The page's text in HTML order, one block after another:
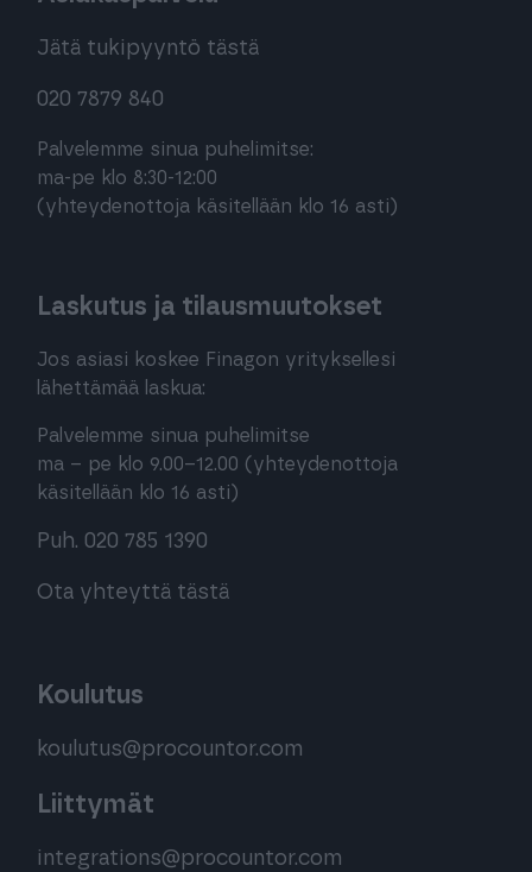
Jätä tukipyyntö tästä
020 7879 840
Palvelemme sinua puhelimitse:
ma-pe klo 8:30-12:00
(yhteydenottoja käsitellään klo 16 asti)
Laskutus ja tilausmuutokset
Jos asiasi koskee Finagon yrityksellesi
lähettämää laskua:
Palvelemme sinua puhelimitse
ma – pe klo 9.00–12.00 (yhteydenottoja
käsitellään klo 16 asti)
Puh. 020 785 1390
Ota yhteyttä tästä
Koulutus
koulutus@procountor.com
Liittymät
integrations@procountor.com